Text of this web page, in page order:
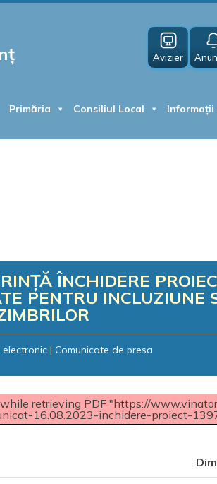
Avizier
Primăria Consiliul Local Informații
ÎNCHIDERE
PENTRU INCLUZIUNE
electronic | Comunicate de presa
retrieving PDF "https://
16.08.2023-inchidere-proiect-